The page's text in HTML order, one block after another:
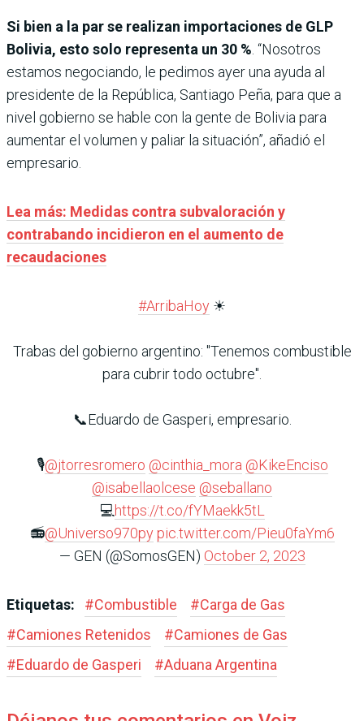
Si bien a la par se realizan importaciones de GLP
Bolivia, esto solo representa un 30 % . “Nosotros
estamos negociando, le pedimos ayer una ayuda al
presidente de la República, Santiago Peña, para que a
nivel gobierno se hable con la gente de Bolivia para
aumentar el volumen y paliar la situación”, añadió el
empresario.
Lea más: Medidas contra subvaloración y
contrabando incidieron en el aumento de
recaudaciones
#ArribaHoy ☀
Trabas del gobierno argentino: "Tenemos combustible
para cubrir todo octubre".
📞Eduardo de Gasperi, empresario.
🎙️@jtorresromero @cinthia_mora @KikeEnciso
@isabellaolcese @seballano
💻https://t.co/fYMaekk5tL
📻@Universo970py pic.twitter.com/Pieu0faYm6
— GEN (@SomosGEN) October 2, 2023
Etiquetas: #Combustible #Carga de Gas
#Camiones Retenidos #Camiones de Gas
#Eduardo de Gasperi #Aduana Argentina